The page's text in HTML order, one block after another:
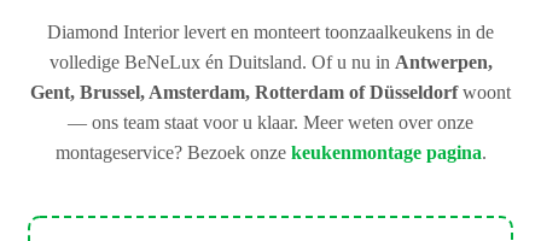
Diamond Interior levert en monteert toonzaalkeukens in de
volledige BeNeLux én Duitsland. Of u nu in Antwerpen,
Gent, Brussel, Amsterdam, Rotterdam of Düsseldorfwoont
— ons team staat voor u klaar. Meer weten over onze
montageservice? Bezoek onze keukenmontage pagina.